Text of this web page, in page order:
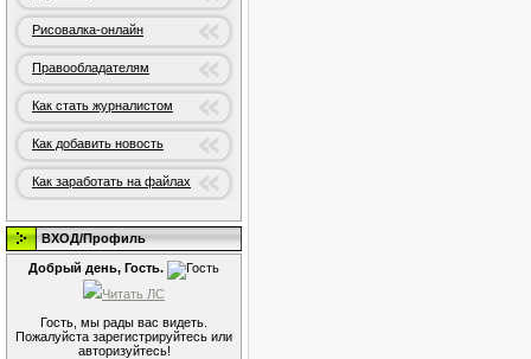
Рисовалка-онлайн
Правообладателям
Как стать журналистом
Как добавить новость
Как заработать на файлах
ВХОД/Профиль
Добрый день, Гость.
Читать ЛС
Гость, мы рады вас видеть.
Пожалуйста зарегистрируйтесь или
авторизуйтесь!